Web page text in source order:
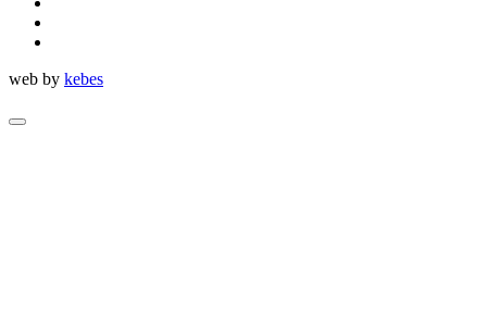
web by kebes